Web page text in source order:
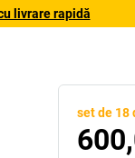
livrare rapidă
set de 18